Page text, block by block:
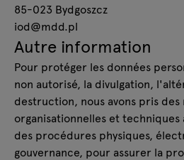
85-023 Bydgoszcz
iod@mdd.pl
Autre information
Pour protéger les données
non autorisé, la divulgation,
destruction, nous avons pris des
organisationnelles et
des procédures physiques,
gouvernance, pour assurer la